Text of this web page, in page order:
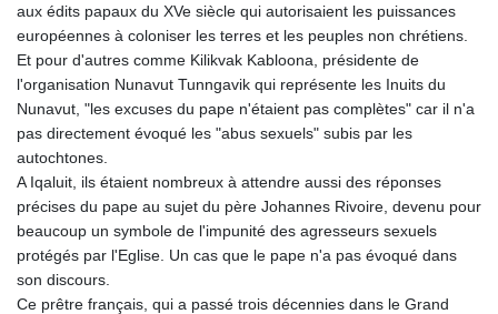
aux édits papaux du XVe siècle qui autorisaient les puissances
européennes à coloniser les terres et les peuples non chrétiens.
Et pour d'autres comme Kilikvak Kabloona, présidente de
l'organisation Nunavut Tunngavik qui représente les Inuits du
Nunavut, "les excuses du pape n'étaient pas complètes" car il n'a
pas directement évoqué les "abus sexuels" subis par les
autochtones.
A Iqaluit, ils étaient nombreux à attendre aussi des réponses
précises du pape au sujet du père Johannes Rivoire, devenu pour
beaucoup un symbole de l'impunité des agresseurs sexuels
protégés par l'Eglise. Un cas que le pape n'a pas évoqué dans
son discours.
Ce prêtre français, qui a passé trois décennies dans le Grand